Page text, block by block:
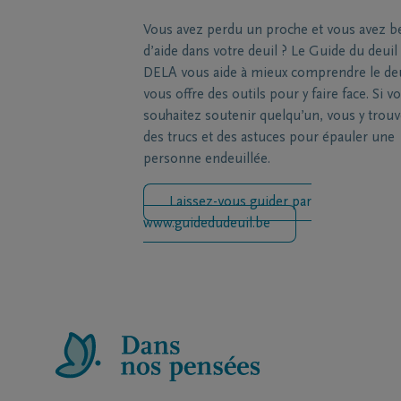
Vous avez perdu un proche et vous avez
d’aide dans votre deuil ? Le Guide du deuil
DELA vous aide à mieux comprendre le
vous offre des outils pour y faire face. Si
souhaitez soutenir quelqu’un, vous y
des trucs et des astuces pour épauler une
personne endeuillée.
Laissez-vous guider par
www.guidedudeuil.be